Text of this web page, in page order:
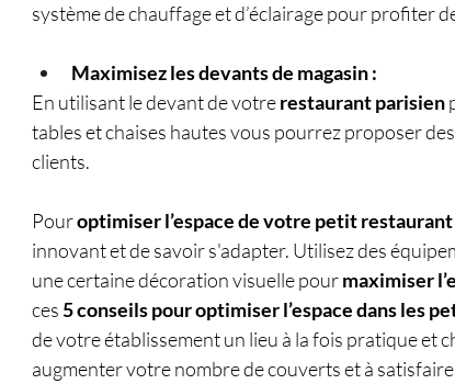
système de chauffage et d’éclairage pour profiter
Maximisez les devants de magasin :
En utilisant le devant de votre restaurant parisien
tables et chaises hautes vous pourrez proposer
clients.
Pour optimiser l’espace de votre petit
innovant et de savoir s'adapter. Utilisez des
une certaine décoration visuelle pour maximiser
ces 5 conseils pour optimiser l’espace dans les
de votre établissement un lieu à la fois pratique et
augmenter votre nombre de couverts et à